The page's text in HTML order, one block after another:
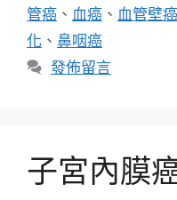
管癌 、 血癌 、 血管壁癌
化 、 鼻咽癌
發佈留言
子宮內膜